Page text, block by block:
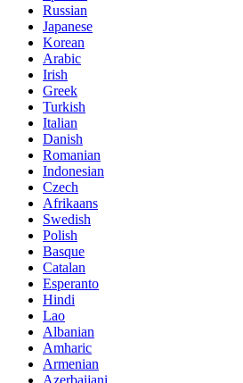
Russian
Japanese
Korean
Arabic
Irish
Greek
Turkish
Italian
Danish
Romanian
Indonesian
Czech
Afrikaans
Swedish
Polish
Basque
Catalan
Esperanto
Hindi
Lao
Albanian
Amharic
Armenian
Azerbaijani